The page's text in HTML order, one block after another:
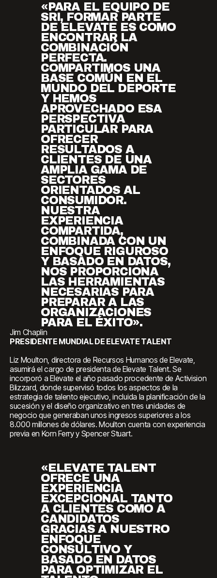
«PARA EL EQUIPO DE
SRI, FORMAR PARTE
DE ELEVATE ES COMO
ENCONTRAR LA
COMBINACIÓN
PERFECTA.
COMPARTIMOS UNA
BASE COMÚN EN EL
MUNDO DEL DEPORTE
Y HEMOS
APROVECHADO ESA
PERSPECTIVA
PARTICULAR PARA
OFRECER
RESULTADOS A
CLIENTES DE UNA
AMPLIA GAMA DE
SECTORES
ORIENTADOS AL
CONSUMIDOR.
NUESTRA
EXPERIENCIA
COMPARTIDA,
COMBINADA CON UN
ENFOQUE RIGUROSO
Y BASADO EN DATOS,
NOS PROPORCIONA
LAS HERRAMIENTAS
NECESARIAS PARA
PREPARAR A LAS
ORGANIZACIONES
PARA EL ÉXITO».
Jim Chaplin
PRESIDENTE MUNDIAL DE ELEVATE TALENT
Liz Moulton, directora de Recursos Humanos de Elevate,
asumirá el cargo de presidenta de Elevate Talent. Se
incorporó a Elevate el año pasado procedente de Activision
Blizzard, donde supervisó todos los aspectos de la
estrategia de talento ejecutivo, incluida la planificación de la
sucesión y el diseño organizativo en tres unidades de
negocio que generaban unos ingresos superiores a los
8.000 millones de dólares. Moulton cuenta con experiencia
previa en Korn Ferry y Spencer Stuart.
«ELEVATE TALENT
OFRECE UNA
EXPERIENCIA
EXCEPCIONAL TANTO
A CLIENTES COMO A
CANDIDATOS
GRACIAS A NUESTRO
ENFOQUE
CONSULTIVO Y
BASADO EN DATOS
PARA OPTIMIZAR EL